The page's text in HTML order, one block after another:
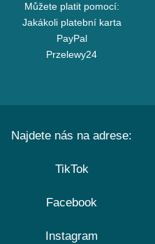
Můžete platit pomocí:
Jakákoli platební karta
PayPal
Przelewy24
Najdete nás na adrese:
TikTok
Facebook
Instagram